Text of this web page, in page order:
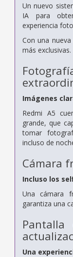
Un nuevo
IA para
experiencia
Con una
más exclusivas.
Imágenes
Redmi A5
grande, que
tomar
incluso de
Cámara
Incluso los
Una cámara
garantiza una
Una